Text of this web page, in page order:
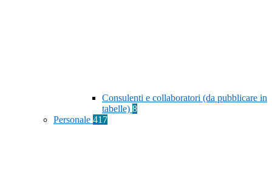
Consulenti e collaboratori (da pubblicare in
tabelle) 8
Personale 417